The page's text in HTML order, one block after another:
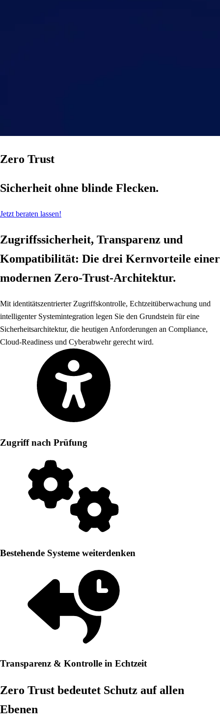
Zero Trust
Sicherheit ohne blinde Flecken.
Jetzt beraten lassen!
Zugriffssicherheit, Transparenz und
Kompatibilität: Die drei Kernvorteile einer
modernen Zero-Trust-Architektur.
Mit identitätszentrierter Zugriffskontrolle, Echtzeitüberwachung und
intelligenter Systemintegration legen Sie den Grundstein für eine
Sicherheitsarchitektur, die heutigen Anforderungen an Compliance,
Cloud-Readiness und Cyberabwehr gerecht wird.
Zugriff nach Prüfung
Bestehende Systeme weiterdenken
Transparenz & Kontrolle in Echtzeit
Zero Trust bedeutet Schutz auf allen
Ebenen